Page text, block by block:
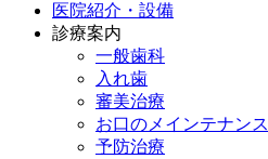
医院紹介・設備
診療案内
一般歯科
入れ歯
審美治療
お口のメインテナンス
予防治療